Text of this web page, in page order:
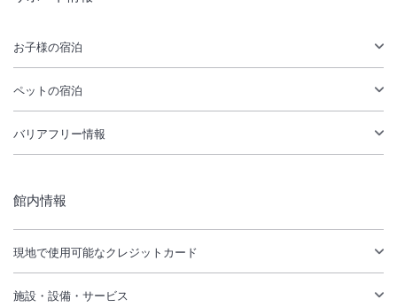
お子様の宿泊
ペットの宿泊
バリアフリー情報
館内情報
現地で使用可能なクレジットカード
施設・設備・サービス